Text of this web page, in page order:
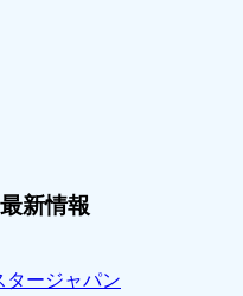
新情報
タージャパン